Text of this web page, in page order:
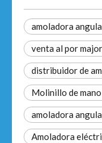
amoladora
venta al por
distribuidor de
Molinillo de
amoladora
Amoladora